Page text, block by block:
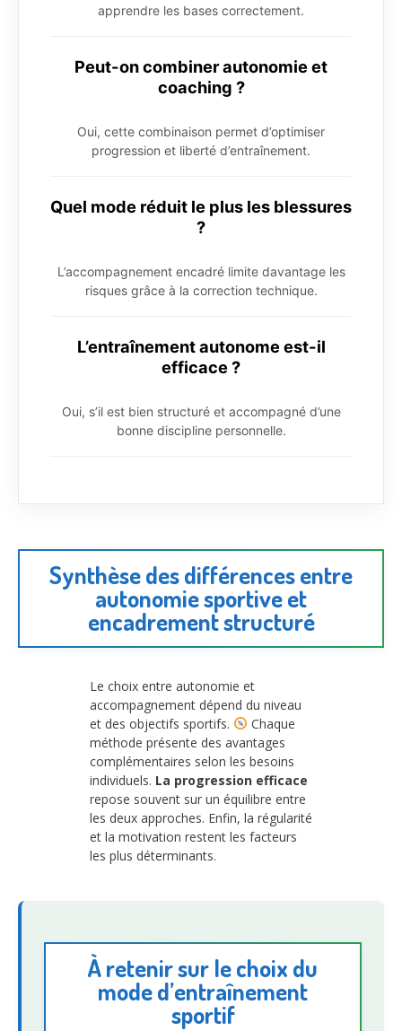
apprendre les bases correctement.
Peut-on combiner autonomie et
coaching ?
Oui, cette combinaison permet d’optimiser
progression et liberté d’entraînement.
Quel mode réduit le plus les blessures
?
L’accompagnement encadré limite davantage les
risques grâce à la correction technique.
L’entraînement autonome est-il
efficace ?
Oui, s’il est bien structuré et accompagné d’une
bonne discipline personnelle.
Synthèse des différences entre
autonomie sportive et
encadrement structuré
Le choix entre autonomie et
accompagnement dépend du niveau
et des objectifs sportifs.
Chaque
méthode présente des avantages
complémentaires selon les besoins
individuels. La progression efficace
repose souvent sur un équilibre entre
les deux approches. Enfin, la régularité
et la motivation restent les facteurs
les plus déterminants.
À retenir sur le choix du
mode d’entraînement
sportif